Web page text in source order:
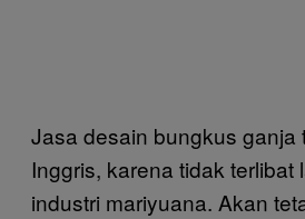
Jasa desain bungkus ganja
Inggris, karena tidak
industri mariyuana. Akan